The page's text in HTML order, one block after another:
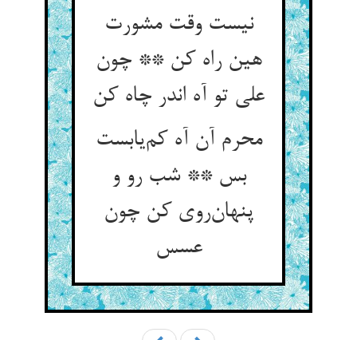
نیست وقت مشورت
هین راه کن ** چون
علی تو آه اندر چاه کن
محرم آن آه کم‌یابست
بس ** شب رو و
پنهان‌روی کن چون
عسس